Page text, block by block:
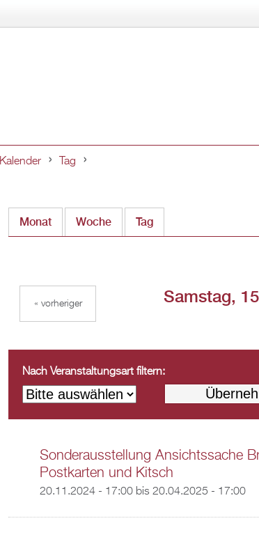
Kalender Tag
Monat Woche Tag(aktiver Reiter)
Samstag,
« vorheriger
Nach Veranstaltungsart filtern:
Sonderausstellung Ansichtssache
Postkarten und Kitsch
20.11.2024 - 17:00bis 20.04.2025 - 17:00